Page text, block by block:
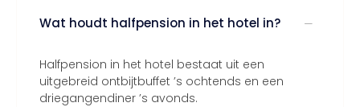
Wat houdt halfpension in het hotel in?
Halfpension in het hotel bestaat uit een
uitgebreid ontbijtbuffet ’s ochtends en een
driegangendiner ’s avonds.